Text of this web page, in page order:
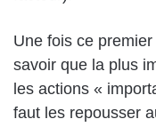
Une fois ce
savoir que la plus
les actions «
faut les repousser